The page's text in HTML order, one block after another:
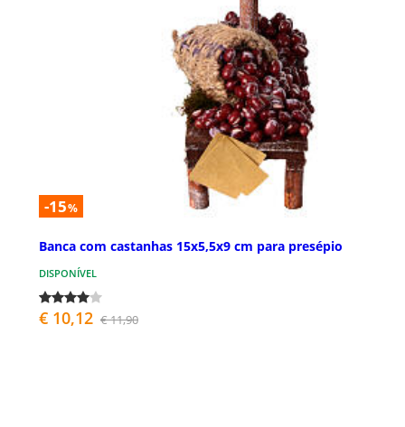
-15%
Banca com castanhas 15x5,5x9 cm para presépio
DISPONÍVEL
€ 10,12 € 11,90